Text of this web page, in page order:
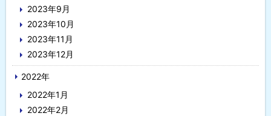
2023年9月
2023年10月
2023年11月
2023年12月
2022年
2022年1月
2022年2月